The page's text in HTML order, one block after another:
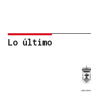
Lo último